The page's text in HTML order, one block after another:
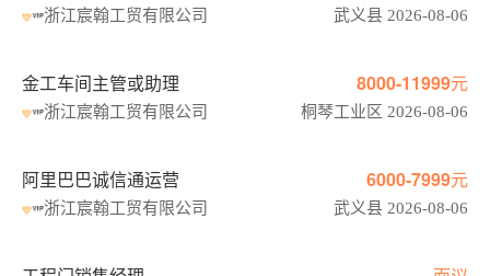
浙江宸翰工贸有限公司 武义县 2026-08-06
金工车间主管或助理 8000-11999元
浙江宸翰工贸有限公司 桐琴工业区 2026-08-06
阿里巴巴诚信通运营 6000-7999元
浙江宸翰工贸有限公司 武义县 2026-08-06